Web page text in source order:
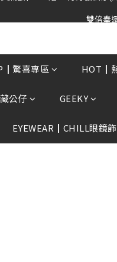
費滿額$1680贈3D好野貓公仔
雙倍奉
驚喜專區 HOT┃
公仔 GEEKY
EYEWEAR┃CHILL眼鏡